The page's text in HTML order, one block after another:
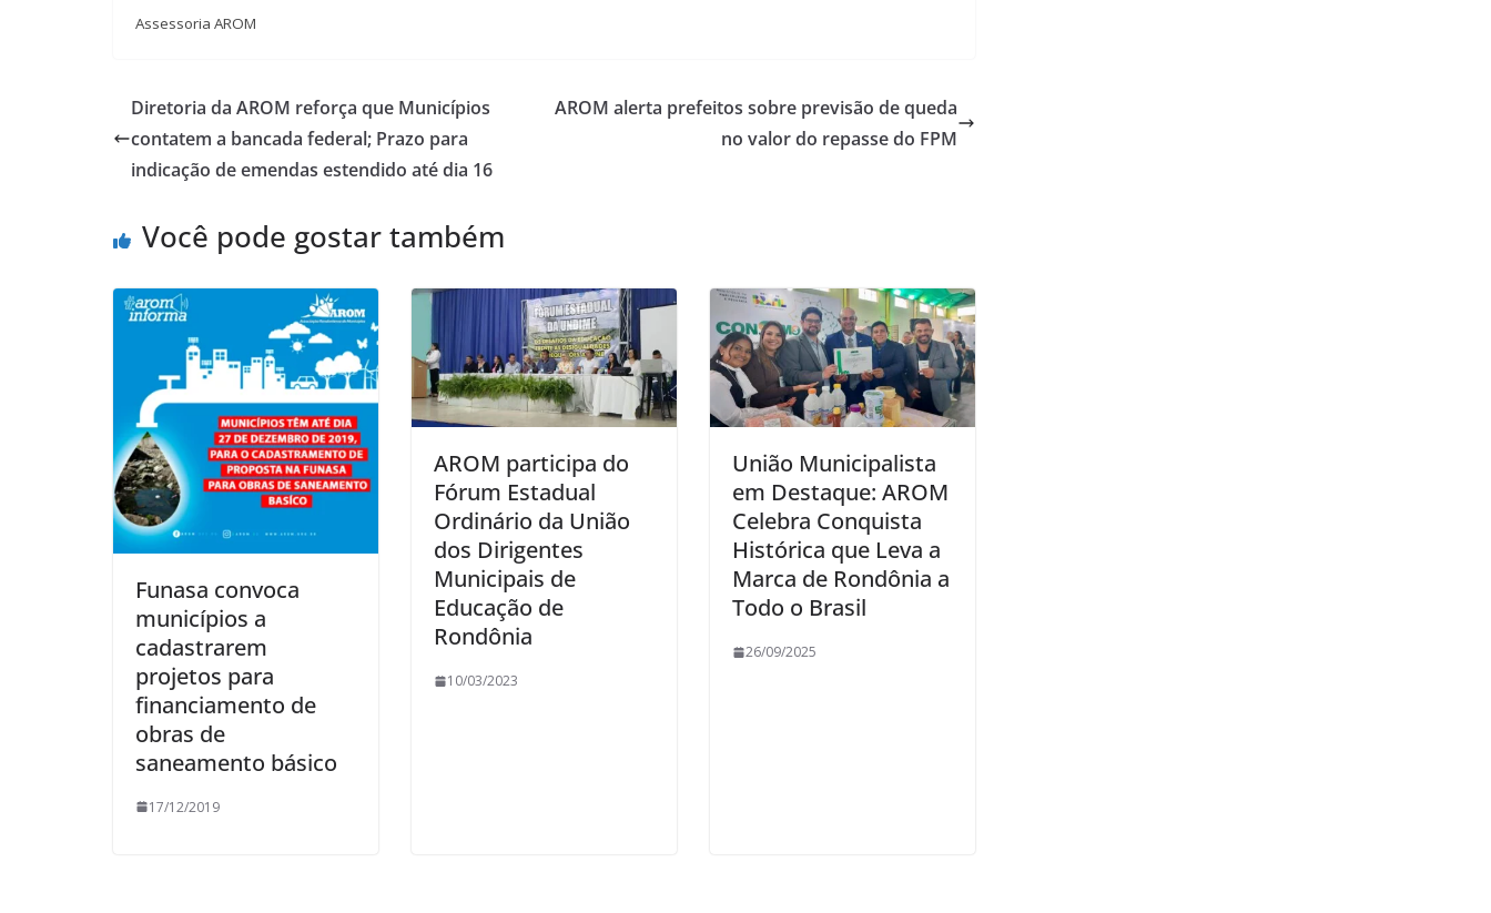
Assessoria AROM
Diretoria da AROM reforça que Municípios
contatem a bancada federal; Prazo para
indicação de emendas estendido até dia 16
AROM alerta prefeitos sobre previsão de queda
no valor do repasse do FPM
Você pode gostar também
Funasa convoca
municípios a
cadastrarem
projetos para
financiamento de
obras de
saneamento básico
17/12/2019
AROM participa do
Fórum Estadual
Ordinário da União
dos Dirigentes
Municipais de
Educação de
Rondônia
10/03/2023
União Municipalista
em Destaque: AROM
Celebra Conquista
Histórica que Leva a
Marca de Rondônia a
Todo o Brasil
26/09/2025